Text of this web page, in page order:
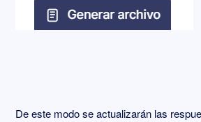
De este modo se actualizarán las